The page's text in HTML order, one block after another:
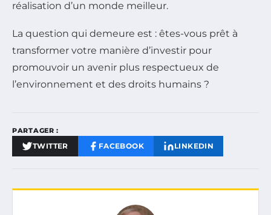
réalisation d’un monde meilleur.
La question qui demeure est : êtes-vous prêt à
transformer votre manière d’investir pour
promouvoir un avenir plus respectueux de
l’environnement et des droits humains ?
PARTAGER :
TWITTER FACEBOOK LINKEDIN